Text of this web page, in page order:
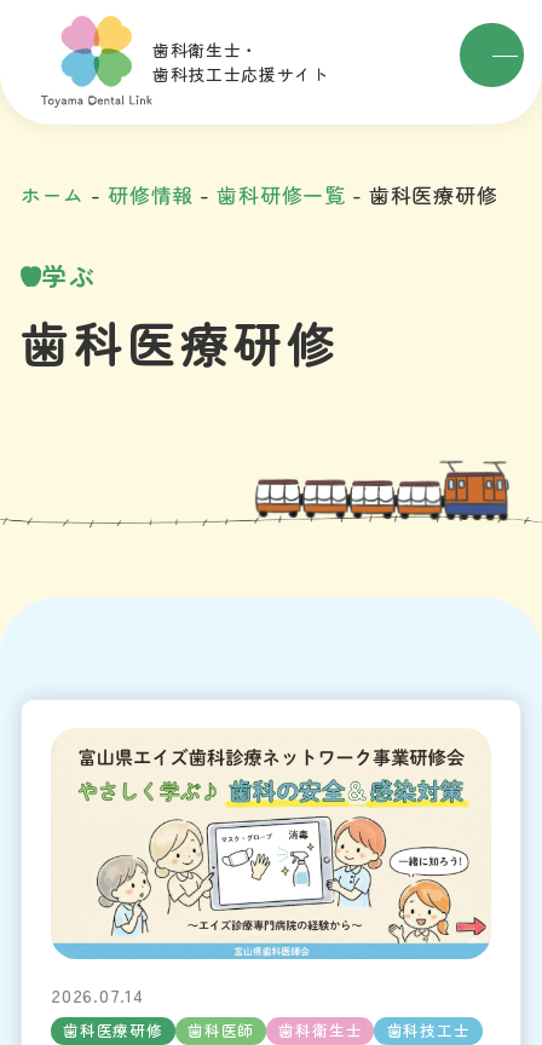
歯科衛生士・
歯科技工士応援サイト
ホーム 研修情報 歯科研修一覧 歯科医療研修
学ぶ
歯科医療研修
2026.07.14
歯科医療研修 歯科医師 歯科衛生士
歯科技工士